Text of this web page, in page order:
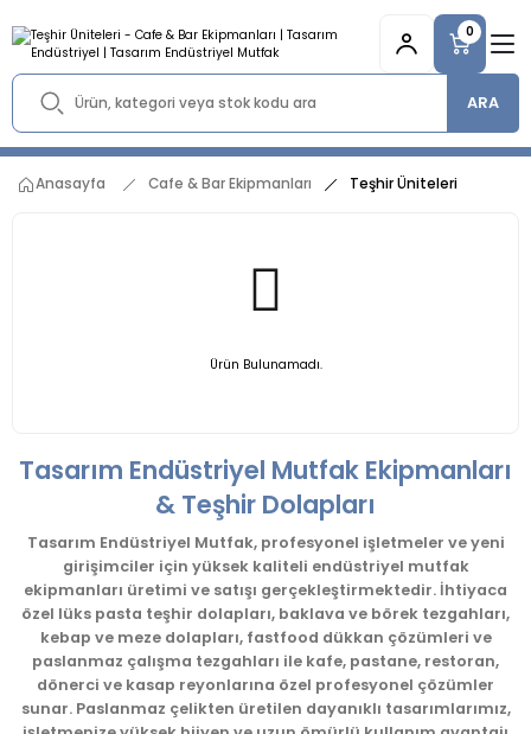
0
ARA
Anasayfa Cafe & Bar Ekipmanları Teşhir Üniteleri
Ürün Bulunamadı.
Tasarım Endüstriyel Mutfak Ekipmanları
& Teşhir Dolapları
Tasarım Endüstriyel Mutfak, profesyonel işletmeler ve yeni
girişimciler için yüksek kaliteli endüstriyel mutfak
ekipmanları üretimi ve satışı gerçekleştirmektedir. İhtiyaca
özel lüks pasta teşhir dolapları, baklava ve börek tezgahları,
kebap ve meze dolapları, fastfood dükkan çözümleri ve
paslanmaz çalışma tezgahları ile kafe, pastane, restoran,
dönerci ve kasap reyonlarına özel profesyonel çözümler
sunar. Paslanmaz çelikten üretilen dayanıklı tasarımlarımız,